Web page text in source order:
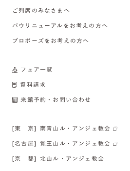
ご列席のみなさまへ
バウリニューアルをお考えの方へ
プロポーズをお考えの方へ
フェア一覧
資料請求
来館予約・お問い合わせ
[東 京] 南青山ル・アンジェ教会
[名古屋] 覚王山ル・アンジェ教会
[京 都] 北山ル・アンジェ教会